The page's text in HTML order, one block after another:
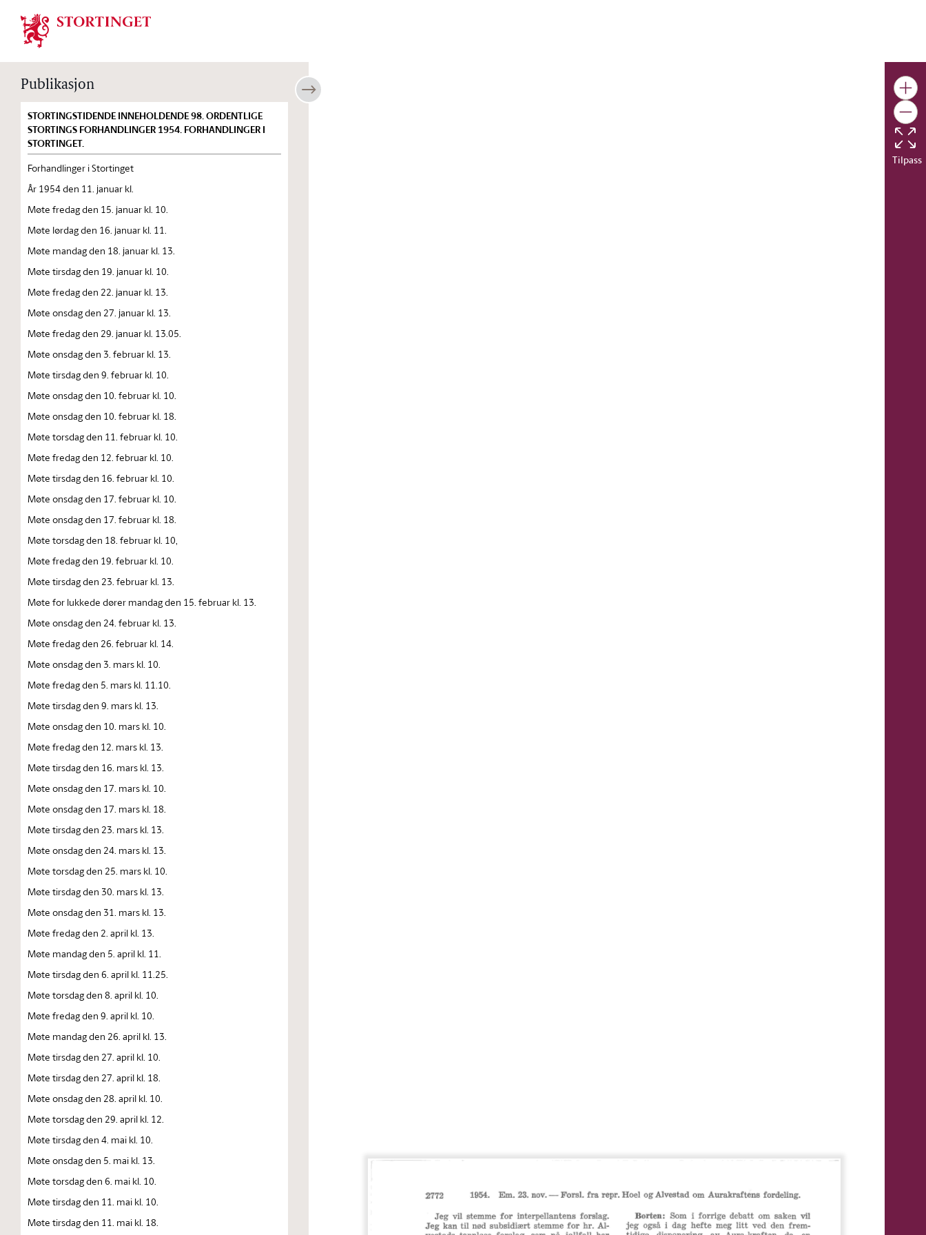
Stortinget.no
Publikasjon
STORTINGSTIDENDE INNEHOLDENDE 98. ORDENTLIGE
STORTINGS FORHANDLINGER 1954. FORHANDLINGER I
STORTINGET.
Forhandlinger i Stortinget
År 1954 den 11. januar kl.
Møte fredag den 15. januar kl. 10.
Møte lørdag den 16. januar kl. 11.
Møte mandag den 18. januar kl. 13.
Møte tirsdag den 19. januar kl. 10.
Møte fredag den 22. januar kl. 13.
Møte onsdag den 27. januar kl. 13.
Møte fredag den 29. januar kl. 13.05.
Møte onsdag den 3. februar kl. 13.
Møte tirsdag den 9. februar kl. 10.
Møte onsdag den 10. februar kl. 10.
Møte onsdag den 10. februar kl. 18.
Møte torsdag den 11. februar kl. 10.
Møte fredag den 12. februar kl. 10.
Møte tirsdag den 16. februar kl. 10.
Møte onsdag den 17. februar kl. 10.
Møte onsdag den 17. februar kl. 18.
Møte torsdag den 18. februar kl. 10,
Møte fredag den 19. februar kl. 10.
Møte tirsdag den 23. februar kl. 13.
Møte for lukkede dører mandag den 15. februar kl. 13.
Møte onsdag den 24. februar kl. 13.
Møte fredag den 26. februar kl. 14.
Møte onsdag den 3. mars kl. 10.
Møte fredag den 5. mars kl. 11.10.
Møte tirsdag den 9. mars kl. 13.
Møte onsdag den 10. mars kl. 10.
Møte fredag den 12. mars kl. 13.
Møte tirsdag den 16. mars kl. 13.
Møte onsdag den 17. mars kl. 10.
Møte onsdag den 17. mars kl. 18.
Møte tirsdag den 23. mars kl. 13.
Møte onsdag den 24. mars kl. 13.
Møte torsdag den 25. mars kl. 10.
Møte tirsdag den 30. mars kl. 13.
Møte onsdag den 31. mars kl. 13.
Møte fredag den 2. april kl. 13.
Møte mandag den 5. april kl. 11.
Møte tirsdag den 6. april kl. 11.25.
Møte torsdag den 8. april kl. 10.
Møte fredag den 9. april kl. 10.
Møte mandag den 26. april kl. 13.
Møte tirsdag den 27. april kl. 10.
Møte tirsdag den 27. april kl. 18.
Møte onsdag den 28. april kl. 10.
Møte torsdag den 29. april kl. 12.
Møte tirsdag den 4. mai kl. 10.
Møte onsdag den 5. mai kl. 13.
Møte torsdag den 6. mai kl. 10.
Møte tirsdag den 11. mai kl. 10.
Møte tirsdag den 11. mai kl. 18.